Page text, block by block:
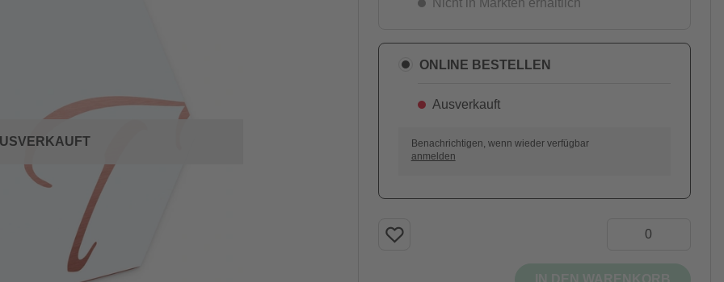
AUSVERKAUFT
Nicht in Märkten erhältlich
ONLINE BESTELLEN
Ausverkauft
Benachrichtigen, wenn wieder verfügbar
anmelden